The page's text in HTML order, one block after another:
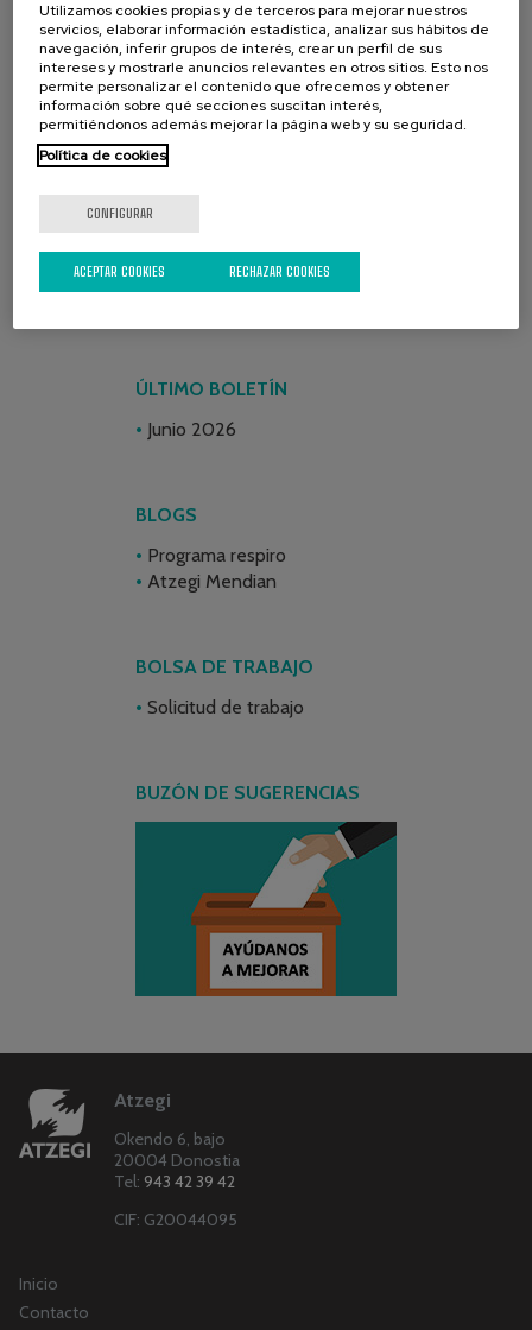
REDES SOCIALES
ÚLTIMO BOLETÍN
Junio 2026
BLOGS
Programa respiro
Atzegi Mendian
BOLSA DE TRABAJO
Solicitud de trabajo
BUZÓN DE SUGERENCIAS
Atzegi
Okendo 6, bajo
20004 Donostia
Tel: 943 42 39 42
CIF: G20044095
Inicio
Contacto
Utilizamos cookies propias y de terceros para mejorar nuestros
servicios, elaborar información estadística, analizar sus hábitos de
navegación, inferir grupos de interés, crear un perfil de sus
intereses y mostrarle anuncios relevantes en otros sitios. Esto nos
permite personalizar el contenido que ofrecemos y obtener
información sobre qué secciones suscitan interés,
permitiéndonos además mejorar la página web y su seguridad.
Política de cookies
CONFIGURAR
RECHAZAR COOKIES
ACEPTAR COOKIES